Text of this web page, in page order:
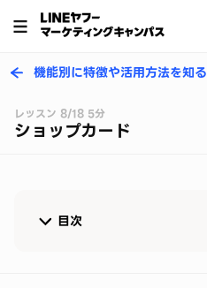
機能別に特徴や活用方法を知る
レッスン 8/18 5分
ショップカード
目次